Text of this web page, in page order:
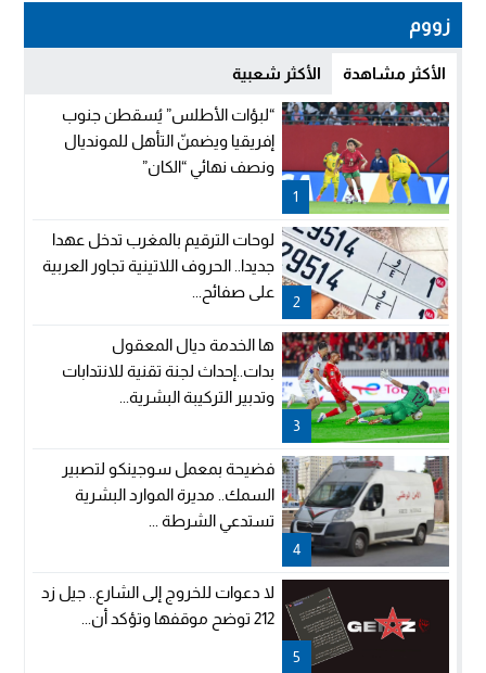
زووم
الأكثر مشاهدة الأكثر شعبية
1
“لبؤات الأطلس” يُسقطن جنوب
إفريقيا ويضمنّ التأهل للمونديال
ونصف نهائي “الكان”
2
لوحات الترقيم بالمغرب تدخل عهدا
جديدا.. الحروف اللاتينية تجاور العربية
على صفائح...
3
ها الخدمة ديال المعقول
بدات..إحداث لجنة تقنية للانتدابات
وتدبير التركيبة البشرية...
4
فضيحة بمعمل سوجينكو لتصبير
السمك.. مديرة الموارد البشرية
تستدعي الشرطة ...
5
لا دعوات للخروج إلى الشارع.. جيل زد
212 توضح موقفها وتؤكد أن...